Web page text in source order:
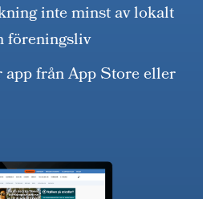
inte minst av lokalt
föreningsliv
app från App Store eller